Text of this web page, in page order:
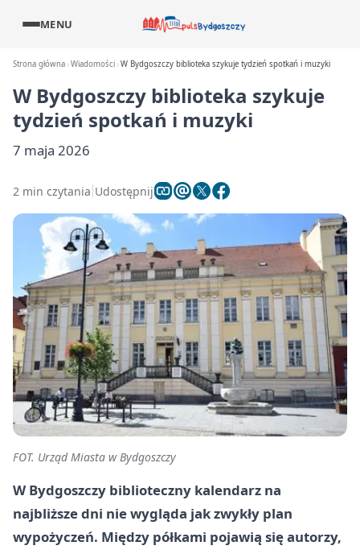
MENU
Strona główna Wiadomości W Bydgoszczy biblioteka szykuje tydzień spotkań i muzyki
W Bydgoszczy biblioteka szykuje
tydzień spotkań i muzyki
7 maja 2026
2 min czytania Udostępnij
FOT. Urząd Miasta w Bydgoszczy
W Bydgoszczy biblioteczny kalendarz na
najbliższe dni nie wygląda jak zwykły plan
wypożyczeń. Między półkami pojawią się autorzy,